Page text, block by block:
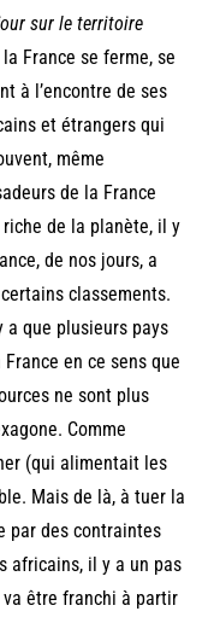
sur le territoire
la France se ferme, se
à l’encontre de ses
et étrangers qui
même
de la France
riche de la planète, il y
de nos jours, a
classements.
a que plusieurs pays
en ce sens que
ne sont plus
Comme
(qui alimentait les
Mais de là, à tuer la
par des contraintes
africains, il y a un pas
être franchi à partir